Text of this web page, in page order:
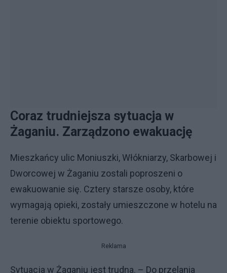
Coraz trudniejsza sytuacja w
Żaganiu. Zarządzono ewakuację
Mieszkańcy ulic Moniuszki, Włókniarzy, Skarbowej i
Dworcowej w Żaganiu zostali poproszeni o
ewakuowanie się. Cztery starsze osoby, które
wymagają opieki, zostały umieszczone w hotelu na
terenie obiektu sportowego.
Reklama
Sytuacja w Żaganiu jest trudna. – Do przelania